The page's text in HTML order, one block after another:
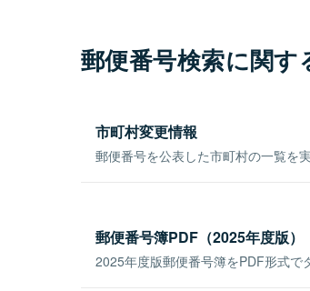
郵便番号検索に関す
市町村変更情報
郵便番号を公表した市町村の一覧を
郵便番号簿PDF（2025年度版）
2025年度版郵便番号簿をPDF形式で